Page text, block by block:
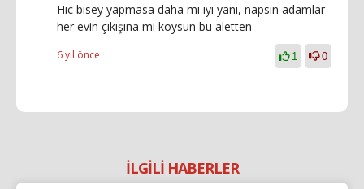
Hic bisey yapmasa daha mi iyi yani, napsin adamlar
her evin çıkışına mi koysun bu aletten
6 yıl önce 1 0
İLGİLİ HABERLER